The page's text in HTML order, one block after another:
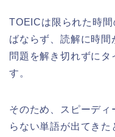
TOEICは限られた時
ばならず、読解に時
問題を解き切れずにタ
す。
そのため、スピーデ
らない単語が出てき